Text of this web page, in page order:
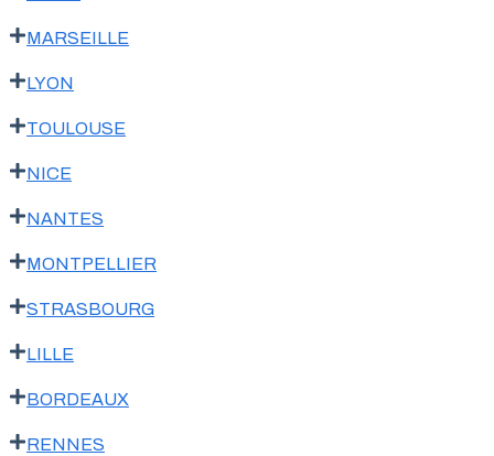
MARSEILLE
LYON
TOULOUSE
NICE
NANTES
MONTPELLIER
STRASBOURG
LILLE
BORDEAUX
RENNES